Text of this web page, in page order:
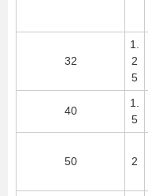
32
1.
2
5
40
1.
5
50 2